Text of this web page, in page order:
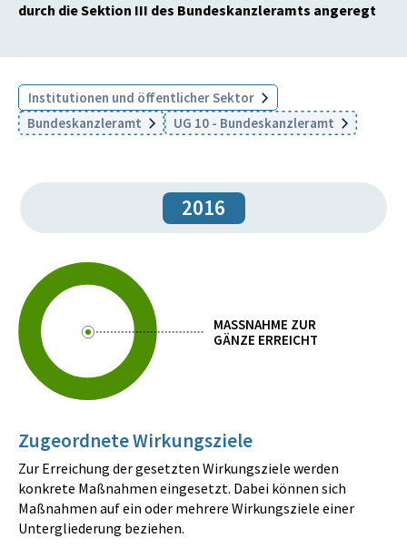
durch die Sektion III des Bundeskanzleramts angeregt
Institutionen und öffentlicher Sektor
Bundeskanzleramt
UG 10 - Bundeskanzleramt
2016
MASSNAHME ZUR
GÄNZE ERREICHT
Zugeordnete Wirkungsziele
Zur Erreichung der gesetzten Wirkungsziele werden
konkrete Maßnahmen eingesetzt. Dabei können sich
Maßnahmen auf ein oder mehrere Wirkungsziele einer
Untergliederung beziehen.